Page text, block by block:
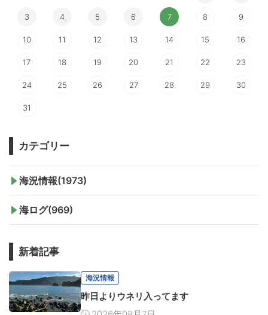
3 4 5 6 7 8 9
10 11 12 13 14 15 16
17 18 19 20 21 22 23
24 25 26 27 28 29 30
31
カテゴリー
海況情報(1973)
海ログ(969)
新着記事
海況情報
昨日よりウネリ入ってます